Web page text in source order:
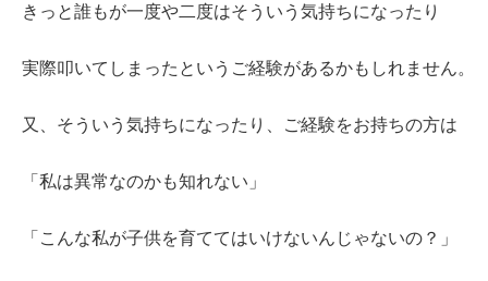
きっと誰もが一度や二度はそういう気持ちになったり
実際叩いてしまったというご経験があるかもしれません。
又、そういう気持ちになったり、ご経験をお持ちの方は
「私は異常なのかも知れない」
「こんな私が子供を育ててはいけないんじゃないの？」